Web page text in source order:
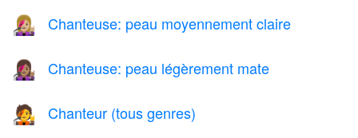
👩🏼‍🎤 Chanteuse: peau moyennement claire
👩🏽‍🎤 Chanteuse: peau légèrement mate
🧑‍🎤 Chanteur (tous genres)